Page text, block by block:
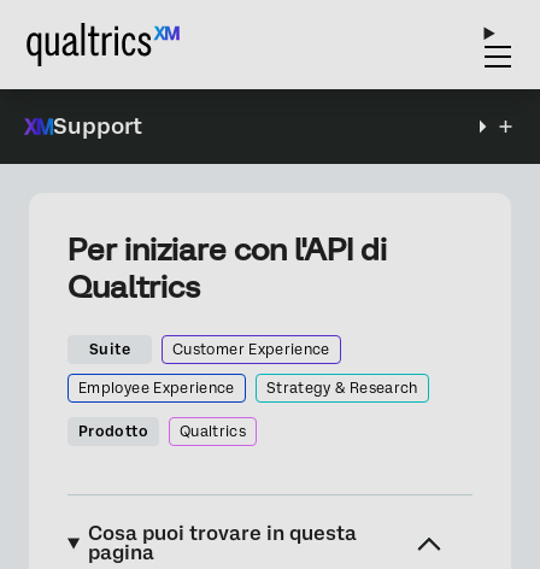
Support
Per iniziare con l'API di
Qualtrics
Suite Customer Experience
Employee Experience Strategy & Research
Prodotto Qualtrics
Cosa puoi trovare in questa
pagina